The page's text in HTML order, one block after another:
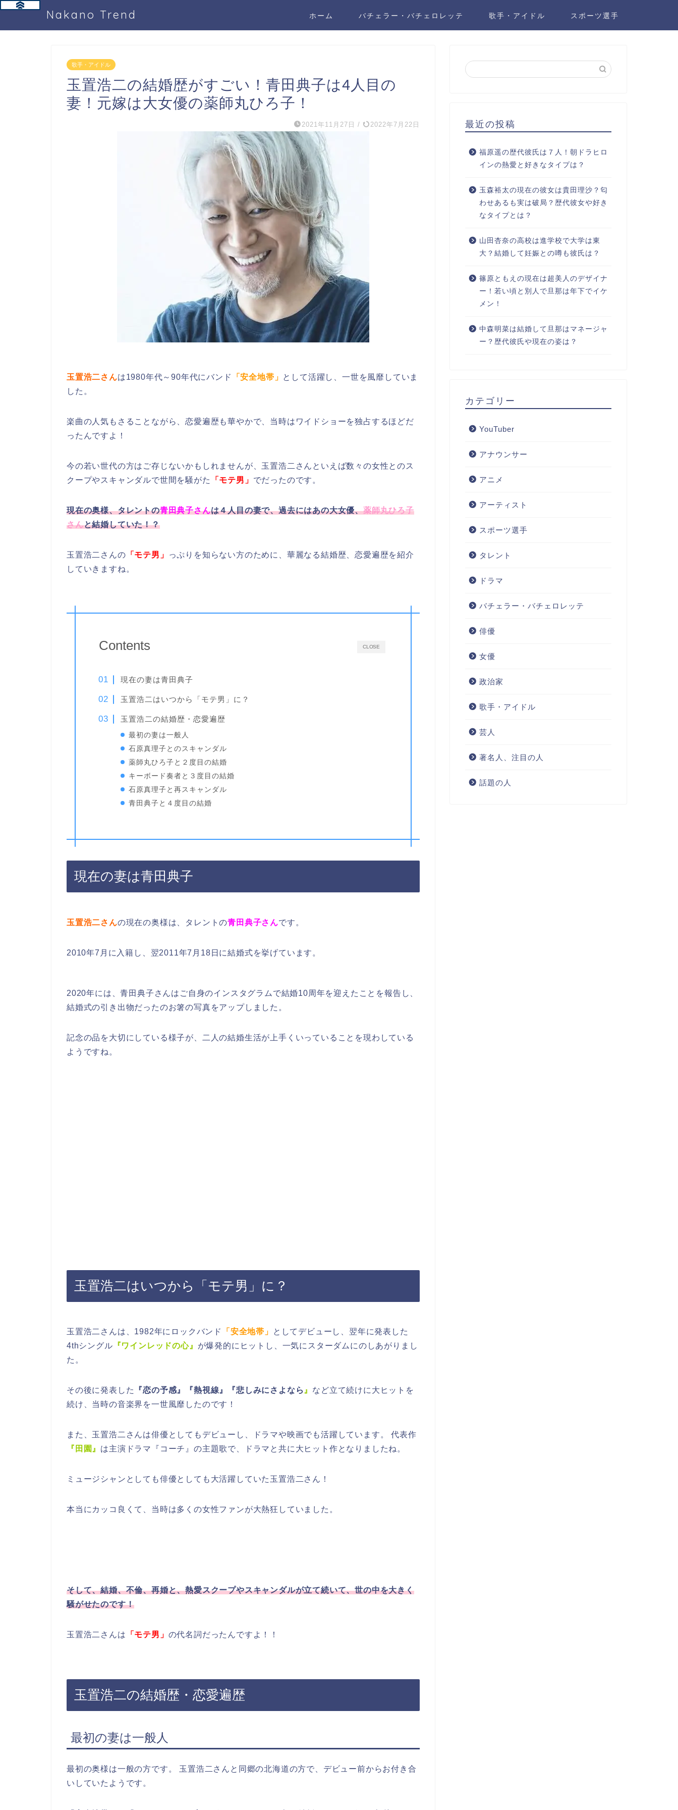
Nakano Trend ホーム バチェラー・バチェロレッテ 歌手・アイドル スポーツ選手
歌手・アイドル
玉置浩二の結婚歴がすごい！青田典子は4人目の
妻！元嫁は大女優の薬師丸ひろ子！
2021年11月27日 / 2022年7月22日
玉置浩二さんは1980年代～90年代にバンド 「安全地帯」 として活躍し、一世を風靡していま
した。
楽曲の人気もさることながら、恋愛遍歴も華やかで、当時はワイドショーを独占するほどだ
ったんですよ！
今の若い世代の方はご存じないかもしれませんが、玉置浩二さんといえば数々の女性とのス
クープやスキャンダルで世間を騒がた
「モテ男」 でだったのです。
現在の奥様、タレントの青田典子さんは４人目の妻で、過去にはあの大女優、薬師丸ひろ子
さんと結婚していた！？
玉置浩二さんの 「モテ男」
っぷりを知らない方のために、華麗なる結婚歴、恋愛遍歴を紹介
していきますね。
CLOSE
Contents
現在の妻は青田典子
玉置浩二はいつから「モテ男」に？
玉置浩二の結婚歴・恋愛遍歴
最初の妻は一般人
石原真理子とのスキャンダル
薬師丸ひろ子と２度目の結婚
キーボード奏者と３度目の結婚
石原真理子と再スキャンダル
青田典子と４度目の結婚
現在の妻は青田典子
玉置浩二さんの現在の奥様は、タレントの青田典子さんです。
2010年7月に入籍し、翌2011年7月18日に結婚式を挙げています。
2020年には、青田典子さんはご自身のインスタグラムで結婚10周年を迎えたことを報告し、
結婚式の引き出物だったのお箸の写真をアップしました。
記念の品を大切にしている様子が、二人の結婚生活が上手くいっていることを現わしている
ようですね。
玉置浩二はいつから「モテ男」に？
玉置浩二さんは、1982年にロックバンド 「安全地帯」
としてデビューし、翌年に発表した
4thシングル 『ワインレッドの心』 が爆発的にヒットし、一気にスターダムにのしあがりまし
た。
その後に発表した 『恋の予感』『熱視線』『悲しみにさよなら 』 など立て続けに大ヒットを
続け、当時の音楽界を一世風靡したのです！
また、玉置浩二さんは俳優としてもデビューし、ドラマや映画でも活躍しています。 代表作
『田園』 は主演ドラマ『コーチ』の主題歌で、ドラマと共に大ヒット作となりましたね。
ミュージシャンとしても俳優としても大活躍していた玉置浩二さん！
本当にカッコ良くて、当時は多くの女性ファンが大熱狂していました。
そして、結婚、不倫、再婚と、熱愛スクープやスキャンダルが立て続いて、世の中を大きく
騒がせたのです！
玉置浩二さんは 「モテ男」 の代名詞だったんですよ！！
玉置浩二の結婚歴・恋愛遍歴
最初の妻は一般人
最初の奥様は一般の方です。 玉置浩二さんと同郷の北海道の方で、デビュー前からお付き合
いしていたようです。
最近の投稿
福原遥の歴代彼氏は７人！朝ドラヒロ
インの熱愛と好きなタイプは？
玉森裕太の現在の彼女は貴田理沙？匂
わせあるも実は破局？歴代彼女や好き
なタイプとは？
山田杏奈の高校は進学校で大学は東
大？結婚して妊娠との噂も彼氏は？
篠原ともえの現在は超美人のデザイナ
ー！若い頃と別人で旦那は年下でイケ
メン！
中森明菜は結婚して旦那はマネージャ
ー？歴代彼氏や現在の姿は？
カテゴリー
YouTuber
アナウンサー
アニメ
アーティスト
スポーツ選手
タレント
ドラマ
バチェラー・バチェロレッテ
俳優
女優
政治家
歌手・アイドル
芸人
著名人、注目の人
話題の人